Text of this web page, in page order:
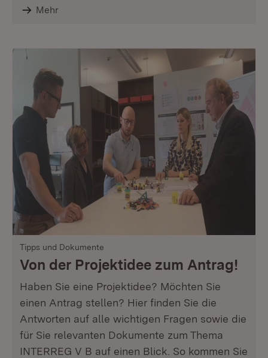
Mehr
Tipps und Dokumente
Von der Projektidee zum Antrag!
Haben Sie eine Projektidee? Möchten Sie
einen Antrag stellen? Hier finden Sie die
Antworten auf alle wichtigen Fragen sowie die
für Sie relevanten Dokumente zum Thema
INTERREG V B auf einen Blick. So kommen Sie